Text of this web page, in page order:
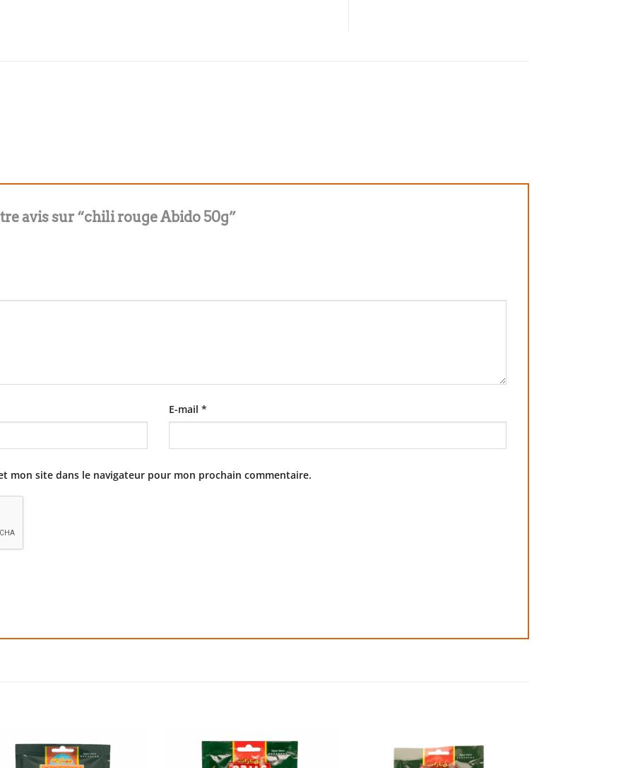
avis sur “chili rouge Abido 50g”
E-mail *
mon site dans le navigateur pour mon prochain commentaire.